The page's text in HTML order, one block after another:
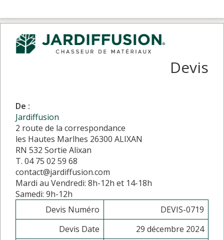
Devis
De :
Jardiffusion
2 route de la correspondance
les Hautes Marlhes 26300 ALIXAN
RN 532 Sortie Alixan
T. 04 75 02 59 68
contact@jardiffusion.com
Mardi au Vendredi: 8h-12h et 14-18h
Samedi: 9h-12h
Devis Numéro
DEVIS-0719
Devis Date
29 décembre 2024